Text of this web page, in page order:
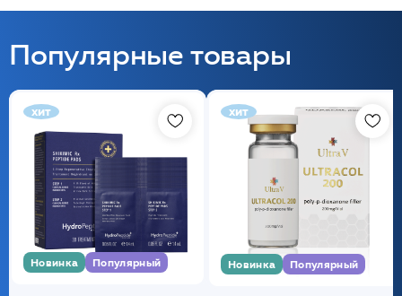
Популярные товары
хит
Новинка Популярный
хит
Новинка Популярный